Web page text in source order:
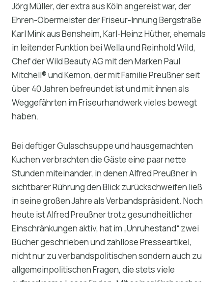
Jörg Müller, der extra aus Köln angereist war, der
Ehren-Obermeister der Friseur-Innung Bergstraße
Karl Mink aus Bensheim, Karl-Heinz Hüther, ehemals
in leitender Funktion bei Wella und Reinhold Wild,
Chef der Wild Beauty AG mit den Marken Paul
Mitchell® und Kemon, der mit Familie Preußner seit
über 40 Jahren befreundet ist und mit ihnen als
Weggefährten im Friseurhandwerk vieles bewegt
haben.
Bei deftiger Gulaschsuppe und hausgemachten
Kuchen verbrachten die Gäste eine paar nette
Stunden miteinander, in denen Alfred Preußner in
sichtbarer Rührung den Blick zurückschweifen ließ
in seine großen Jahre als Verbandspräsident. Noch
heute ist Alfred Preußner trotz gesundheitlicher
Einschränkungen aktiv, hat im „Unruhestand“ zwei
Bücher geschrieben und zahllose Presseartikel,
nicht nur zu verbandspolitischen sondern auch zu
allgemeinpolitischen Fragen, die stets viele